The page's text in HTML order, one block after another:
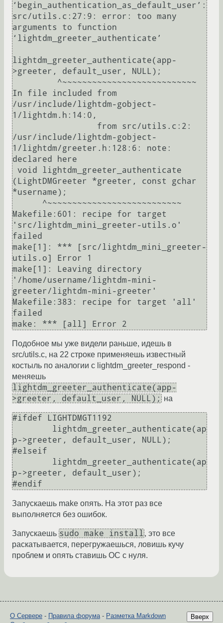
‘begin_authentication_as_default_user’:
src/utils.c:27:9: error: too many
arguments to function
‘lightdm_greeter_authenticate’
lightdm_greeter_authenticate(app-
>greeter, default_user, NULL);
In file included from
/usr/include/lightdm-gobject-
1/lightdm.h:14:0,
/usr/include/lightdm-gobject-
1/lightdm/greeter.h:128:6: note:
declared here
(LightDMGreeter *greeter, const gchar
*username);
Makefile:601: recipe for target
'src/lightdm_mini_greeter-utils.o'
failed
make[1]: *** [src/lightdm_mini_greeter-
utils.o] Error 1
make[1]: Leaving directory
'/home/username/lightdm-mini-
greeter/lightdm-mini-greeter'
Makefile:383: recipe for target 'all'
failed
Подобное мы уже видели раньше, идешь в
src/utils.c, на 22 строке применяешь известный
костыль по аналогии с lightdm_greeter_respond -
меняешь
lightdm_greeter_authenticate(app-
>greeter, default_user, NULL); на
#ifdef LIGHTDMGT1192
p->greeter, default_user, NULL);
#elseif
p->greeter, default_user);
Запускаешь make опять. На этот раз все
выполняется без ошибок.
Запускаешь sudo make install, это все
раскатывается, перегружаешься, ловишь кучу
проблем и опять ставишь ОС с нуля.
Вверх
О Сервере - Правила форума- Разметка Markdown